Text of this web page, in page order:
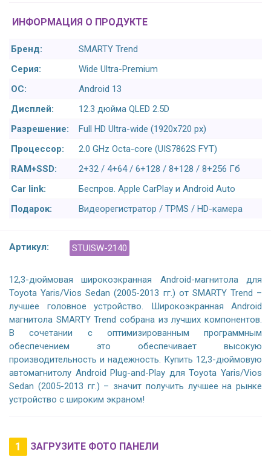
ИНФОРМАЦИЯ О ПРОДУКТЕ
Бренд:
SMARTY Trend
Серия:
Wide Ultra-Premium
ОС:
Android 13
Дисплей:
12.3 дюйма QLED 2.5D
Разрешение:
Full HD Ultra-wide (1920x720 px)
Процессор:
2.0 GHz Octa-core (UIS7862S FYT)
RAM+SSD:
2+32 / 4+64 / 6+128 / 8+128 / 8+256 Гб
Car link:
Беспров. Apple CarPlay и Android Auto
Подарок:
Видеорегистратор / TPMS / HD-камера
Артикул: STUISW-2140
12,3-дюймовая широкоэкранная Android-магнитола для
Toyota Yaris/Vios Sedan (2005-2013 гг.) от SMARTY Trend –
лучшее головное устройство. Широкоэкранная Android
магнитола SMARTY Trend собрана из лучших компонентов.
В сочетании с оптимизированным программным
обеспечением это обеспечивает высокую
производительность и надежность. Купить 12,3-дюймовую
автомагнитолу Android Plug-and-Play для Toyota Yaris/Vios
Sedan (2005-2013 гг.) – значит получить лучшее на рынке
устройство с широким экраном!
1 ЗАГРУЗИТЕ ФОТО ПАНЕЛИ